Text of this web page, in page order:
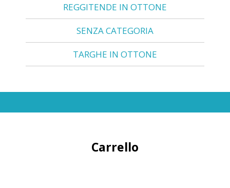
REGGITENDE IN OTTONE
SENZA CATEGORIA
TARGHE IN OTTONE
Carrello